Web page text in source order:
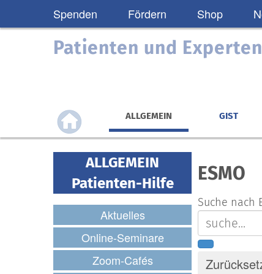
Spenden Fördern Shop
Patienten und
ALLGEMEIN GIST
ALLGEMEIN
Patienten-Hilfe
Aktuelles
Online-Seminare
Zoom-Cafés
ESMO
Suche nach